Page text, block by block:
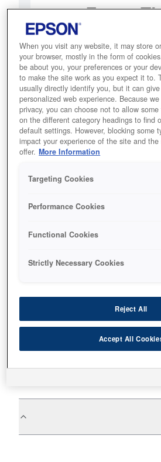
Epson
(081): Serial,
EDG,
Enjoy fast, smooth
retail or
advanced multi-
Single insertion
When you visit any website, it may store
your browser, mostly in the form of
be about you, your preferences or your
to make the site work as you expect it to.
usually directly identify you, but it can
personalized web experience. Because
privacy, you can choose not to allow
on the different category headings to find
default settings. However, blocking some
impact your experience of the site and
offer. More Information
Targeting Cookies
Performance Cookies
Functional Cookies
Strictly Necessary Cookies
Reject All
Accept All